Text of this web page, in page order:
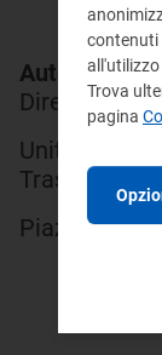
Autorità per
Direzione
Unità
Trasporto/
Piazza
contenuti
Trova
pagina